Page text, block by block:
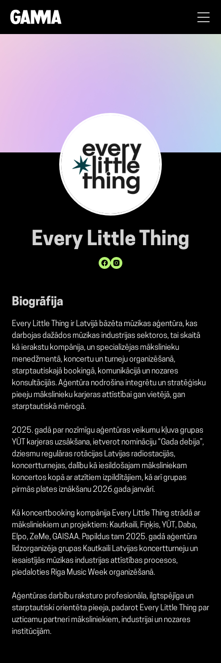
Every Little Thing
Biogrāfija
Every Little Thing ir Latvijā bāzēta mūzikas aģentūra, kas
darbojas dažādos mūzikas industrijas sektoros, tai skaitā
kā ierakstu kompānija, un specializējas mākslinieku
menedžmentā, koncertu un turneju organizēšanā,
starptautiskajā bookingā, komunikācijā un nozares
konsultācijās. Aģentūra nodrošina integrētu un stratēģisku
pieeju mākslinieku karjeras attīstībai gan vietējā, gan
starptautiskā mērogā.
2025. gadā par nozīmīgu aģentūras veikumu kļuva grupas
YŪT karjeras uzsākšana, ietverot nomināciju “Gada debija”,
dziesmu regulāras rotācijas Latvijas radiostacijās,
koncertturnejas, dalību kā iesildošajam māksliniekam
koncertos kopā ar atzītiem izpildītājiem, kā arī grupas
pirmās plates iznākšanu 2026.gada janvārī.
Kā koncertbooking kompānija Every Little Thing strādā ar
māksliniekiem un projektiem: Kautkaili, Fiņķis, YŪT, Daba,
Elpo, ZeMe, GAISAA. Papildus tam 2025. gadā aģentūra
līdzorganizēja grupas Kautkaili Latvijas koncertturneju un
iesaistījās mūzikas industrijas attīstības procesos,
piedaloties Riga Music Week organizēšanā.
Aģentūras darbību raksturo profesionāla, ilgtspējīga un
starptautiski orientēta pieeja, padarot Every Little Thing par
uzticamu partneri māksliniekiem, industrijai un nozares
institūcijām.